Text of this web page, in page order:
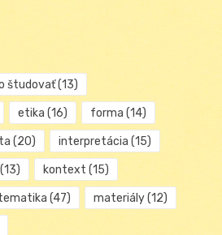
študovať(13)
etika (16) forma (14)
(20) interpretácia (15)
(13) kontext (15)
(47) materiály(12)